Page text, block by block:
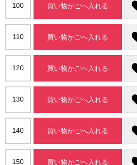
100 買い物かごへ入れる
110 買い物かごへ入れる
120 買い物かごへ入れる
130 買い物かごへ入れる
140 買い物かごへ入れる
150 買い物かごへ入れる